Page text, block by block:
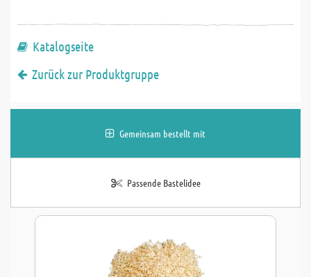
Katalogseite
Zurück zur Produktgruppe
Gemeinsam bestellt mit
Passende Bastelidee